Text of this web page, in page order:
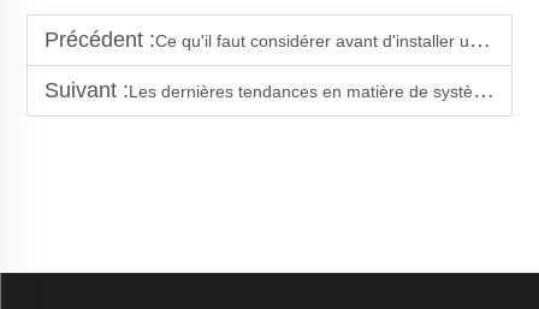
Précédent :Ce qu'il faut considérer avant d'installer une cheminée murale moderne
Suivant :Les dernières tendances en matière de systèmes modernes de foyers muraux intelligents